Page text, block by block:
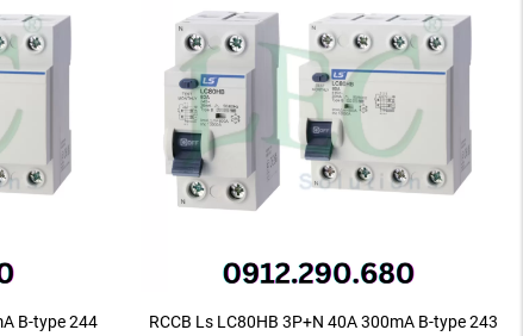
B-type 244
RCCB Ls LC80HB 3P+N 40A 300mA B-type 243